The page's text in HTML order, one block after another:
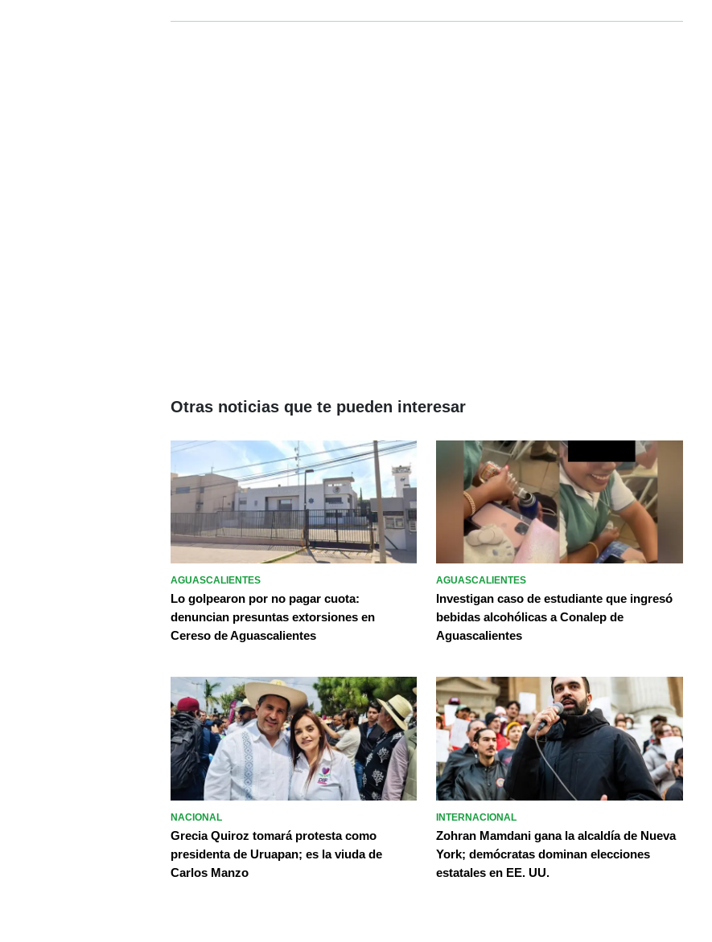
Otras noticias que te pueden interesar
AGUASCALIENTES
Lo golpearon por no pagar cuota:
denuncian presuntas extorsiones en
Cereso de Aguascalientes
AGUASCALIENTES
Investigan caso de estudiante que ingresó
bebidas alcohólicas a Conalep de
Aguascalientes
NACIONAL
Grecia Quiroz tomará protesta como
presidenta de Uruapan; es la viuda de
Carlos Manzo
INTERNACIONAL
Zohran Mamdani gana la alcaldía de Nueva
York; demócratas dominan elecciones
estatales en EE. UU.